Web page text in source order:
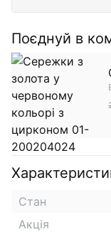
Поєднуй в
Стан
Акція